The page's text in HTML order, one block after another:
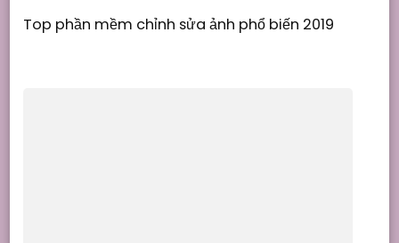
Top phần mềm chỉnh sửa ảnh phổ biến 2019